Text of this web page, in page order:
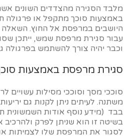
מלבד הסגירה מהצדדים השונים
באמצעות סוכך מתקפל או
היושבים במרפסת אל החוץ. השאלה
עבור סגירת מרפסת שמש, ייתכן
וכבר יהיה צורך להשתמש בפרגולה
סגירת מרפסת באמצעות
סוככי מסך וסוככי מסילות
משתנה. לעיתים ניתן לקנות גם
בבד (מידע נוסף אודות השמשונית
בשיטה זו הוא שניתן לפרק
לסגור את המרפסת שלו לצמיתות